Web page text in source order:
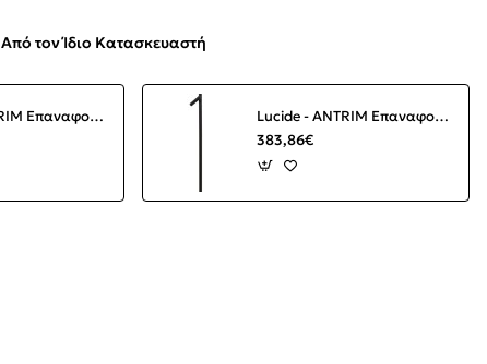
Από τον Ίδιο Κατασκευαστή
Lucide - ANTRIM Επαναφορτιζόμενo Φωτιστικό Δαπέδου IP54 Μαύρο Ματ (Black Mat) 2700 K
Lucide - ANTRIM Επαναφορτιζόμενο Φωτιστικό Δαπέδου IP54 Μαύρο Ματ (Black Mat) 2700 K
383,86€